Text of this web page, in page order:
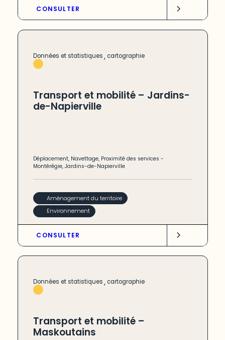
CONSULTER
Données et statistiques, cartographie
Transport et mobilité – Jardins-
de-Napierville
Déplacement, Navettage, Proximité des services -
Montérégie,Jardins-de-Napierville
Aménagement du territoire
Environnement
CONSULTER
Données et statistiques, cartographie
Transport et mobilité –
Maskoutains